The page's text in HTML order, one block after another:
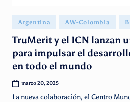
Publicado
en
Argentina AW-Colombia
TruMerit y el ICN lanzan
para impulsar el
en todo el mundo
marzo 20, 2025
La nueva colaboración, el Centro